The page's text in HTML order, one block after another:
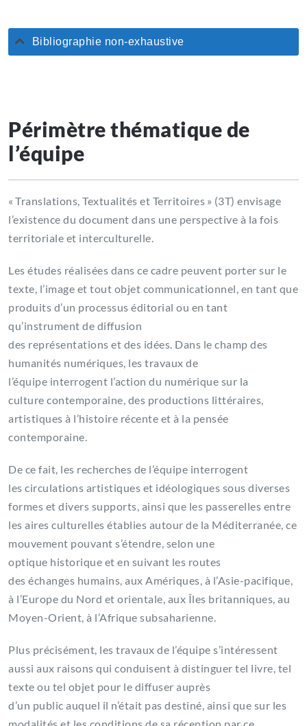
Bibliographie non-exhaustive
Périmètre thématique de
l’équipe
« Translations, Textualités et Territoires » (3T) envisage
l’existence du document dans une perspective à la fois
territoriale et interculturelle.
Les études réalisées dans ce cadre peuvent porter sur le
texte, l’image et tout objet communicationnel, en tant que
produits d’un processus éditorial ou en tant
qu’instrument de diffusion
des représentations et des idées. Dans le champ des
humanités numériques, les travaux de
l’équipe interrogent l’action du numérique sur la
culture contemporaine, des productions littéraires,
artistiques à l’histoire récente et à la pensée
contemporaine.
De ce fait, les recherches de l’équipe interrogent
les circulations artistiques et idéologiques sous diverses
formes et divers supports, ainsi que les passerelles entre
les aires culturelles établies autour de la Méditerranée, ce
mouvement pouvant s’étendre, selon une
optique historique et en suivant les routes
des échanges humains, aux Amériques, à l’Asie-pacifique,
à l’Europe du Nord et orientale, aux Îles britanniques, au
Moyen-Orient, à l’Afrique subsaharienne.
Plus précisément, les travaux de l’équipe s’intéressent
aussi aux raisons qui conduisent à distinguer tel livre, tel
texte ou tel objet pour le diffuser auprès
d’un public auquel il n’était pas destiné, ainsi que sur les